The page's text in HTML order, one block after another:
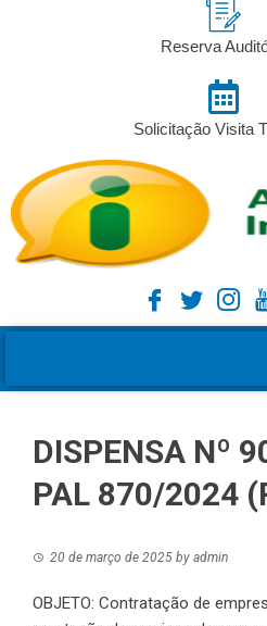
Reserva
Solicitação Visita
DISPENSA Nº
PAL 870/2024
20 de março de 2025 by admin
OBJETO: Contratação de